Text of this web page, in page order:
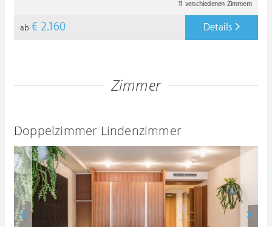
11 verschiedenen Zimmern
ab € 2.160 Details
Zimmer
Doppelzimmer Lindenzimmer